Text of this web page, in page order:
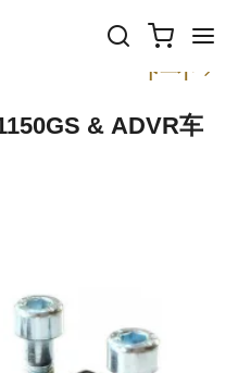
以前
下一个
& ADVR车